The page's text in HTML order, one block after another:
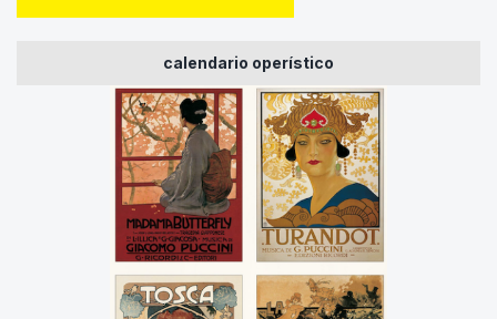
calendario operístico